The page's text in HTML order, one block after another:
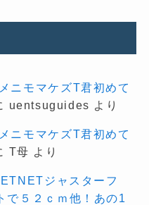
ニモマケズT君初めて
uentsuguides より
ニモマケズT君初めて
T母 より
ジャスターフ
で５２ｃｍ他！あの1